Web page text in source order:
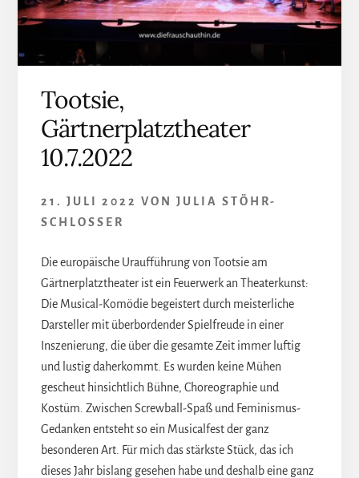
Tootsie,
Gärtnerplatztheater
10.7.2022
21. JULI 2022 VON JULIA STÖHR-
SCHLOSSER
Die europäische Uraufführung von Tootsie am
Gärtnerplatztheater ist ein Feuerwerk an Theaterkunst:
Die Musical-Komödie begeistert durch meisterliche
Darsteller mit überbordender Spielfreude in einer
Inszenierung, die über die gesamte Zeit immer luftig
und lustig daherkommt. Es wurden keine Mühen
gescheut hinsichtlich Bühne, Choreographie und
Kostüm. Zwischen Screwball-Spaß und Feminismus-
Gedanken entsteht so ein Musicalfest der ganz
besonderen Art. Für mich das stärkste Stück, das ich
dieses Jahr bislang gesehen habe und deshalb eine ganz